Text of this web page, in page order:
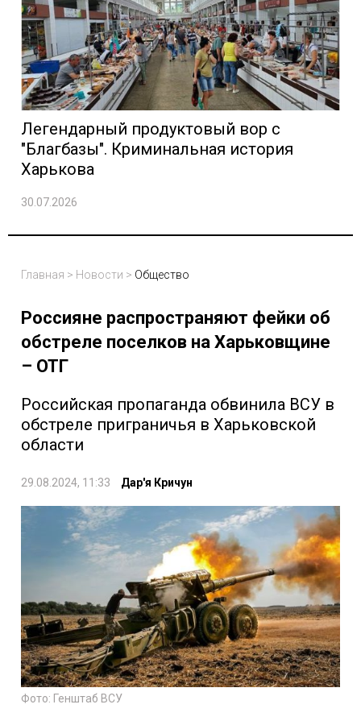
Легендарный продуктовый вор с
"Благбазы". Криминальная история
Харькова
30.07.2026
Главная > Новости > Общество
Россияне распространяют фейки об
обстреле поселков на Харьковщине
– ОТГ
Российская пропаганда обвинила ВСУ в
обстреле приграничья в Харьковской
области
29.08.2024, 11:33 Дар'я Кричун
Фото: Генштаб ВСУ